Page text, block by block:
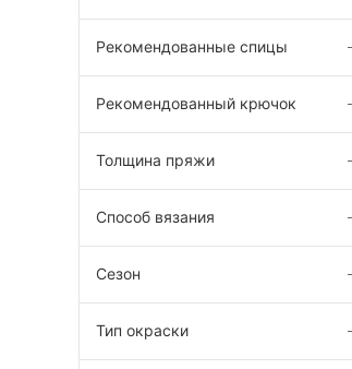
Рекомендованные спицы
Рекомендованный крючок
Толщина пряжи
Способ вязания
Сезон
Тип окраски